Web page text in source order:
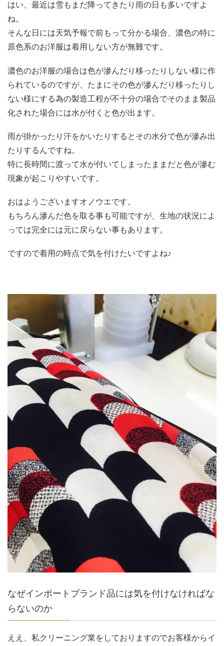
はい、最近は雪もまだ降ってきたり雨の日も多いですよ
ね。
そんな日には天気予報で前もって分かる場合、濃色の特に
原色系のお洋服は着用しない方が無難です。
濃色のお洋服の場合は色が滲んだり移ったりしない様に作
られているのですが、たまにその色が滲んだり移ったりし
ない様にする為の製造工程が不十分の場合でそのまま製品
化された場合には水が付くと色が出ます。
雨が掛かったり汗をかいたりするとその水分で色が滲み出
たりするんですね。
特に長時間に渡って水が付いてしまったままだと色が滲む
現象が起こりやすいです。
おはようございますオノウエです。
もちろん滲んだ色を取る事も可能ですが、生地の状況によ
っては完全には元に戻らない事もあります。
ですので着用の時点で気を付けたいですよね♪
なぜインポートブランド品には気を付けなければな
らないのか
ええ、私クリーニング業をしておりますのでお客様からイ